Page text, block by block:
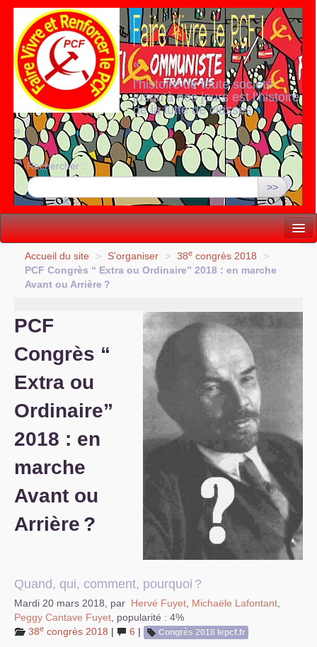
«
l’histoire de toute société
jusqu’à nos jours est l’histoire
de la lutte de classes
»
Rechercher :
>>
Vie politique
Lutter, Unir...
Comprendre...
Accueil du site > S’organiser > 38e congrès 2018
>
PCF Congrès “ Extra ou Ordinaire” 2018 : en marche
Avant ou Arrière ?
PCF
Congrès “
Extra ou
Ordinaire”
2018 : en
marche
Avant ou
Arrière ?
Quand, qui, comment, pourquoi ?
Mardi 20 mars 2018 par Hervé Fuyet Michaële Lafontant
Peggy Cantave Fuyet popularité : 4%
38e congrès 2018 | 6 | Congrès 2018 lepcf.fr